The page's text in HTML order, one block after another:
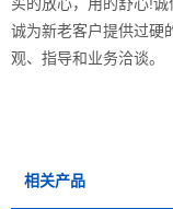
诚为新老客户提供过硬
观、指导和业务洽谈。
相关产品